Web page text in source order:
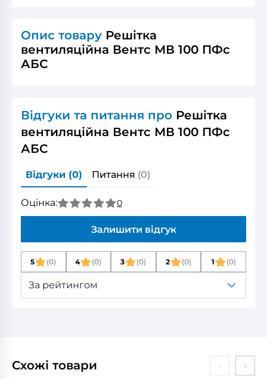
Опис товару Решітка
вентиляційна Вентс МВ 100 ПФс
АБС
Відгуки та питання про Решітка
вентиляційна Вентс МВ 100 ПФс
АБС
Відгуки (0) Питання (0)
Оцінка: 0
Залишити відгук
5 (0) 4 (0) 3 (0) 2 (0) 1 (0)
За рейтингом
Схожі товари